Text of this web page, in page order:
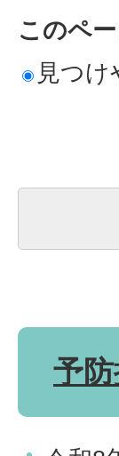
このペ
見つけ
予